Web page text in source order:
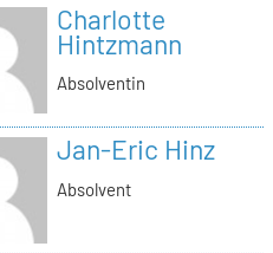
Charlotte
Hintzmann
Absolventin
Jan-Eric Hinz
Absolvent